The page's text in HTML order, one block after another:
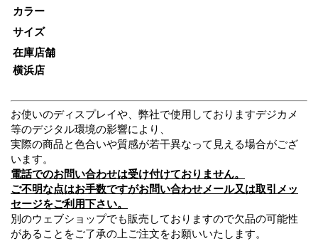
カラー
サイズ
在庫店舗
横浜店
お使いのディスプレイや、弊社で使用しておりますデジカメ
等のデジタル環境の影響により、
実際の商品と色合いや質感が若干異なって見える場合がござ
います。
電話でのお問い合わせは受け付けておりません。
ご不明な点はお手数ですがお問い合わせメール又は取引メッ
セージをご利用下さい。
別のウェブショップでも販売しておりますので欠品の可能性
があることをご了承の上ご注文をお願いいたします。